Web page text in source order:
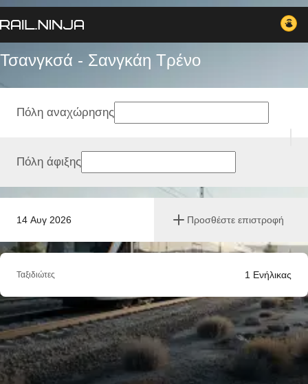
Τσανγκσά - Σανγκάη Tρένο
14 Αυγ 2026 Προσθέστε επιστροφή
Πόλη αναχώρησης
Πόλη άφιξης
Ταξιδιώτες 1 Ενήλικας